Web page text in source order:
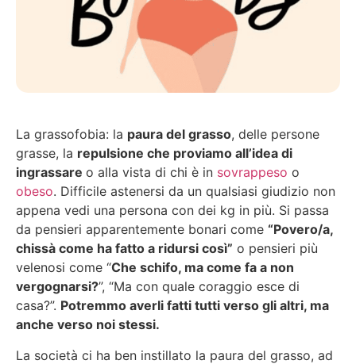
La grassofobia: la paura del grasso, delle persone
grasse, la repulsione che proviamo all’idea di
ingrassare o alla vista di chi è in sovrappeso o
obeso. Difficile astenersi da un qualsiasi giudizio non
appena vedi una persona con dei kg in più. Si passa
da pensieri apparentemente bonari come “Povero/a,
chissà come ha fatto a ridursi così” o pensieri più
velenosi come “Che schifo, ma come fa a non
vergognarsi?”, “Ma con quale coraggio esce di
casa?”. Potremmo averli fatti tutti verso gli altri, ma
anche verso noi stessi.
La società ci ha ben instillato la paura del grasso, ad